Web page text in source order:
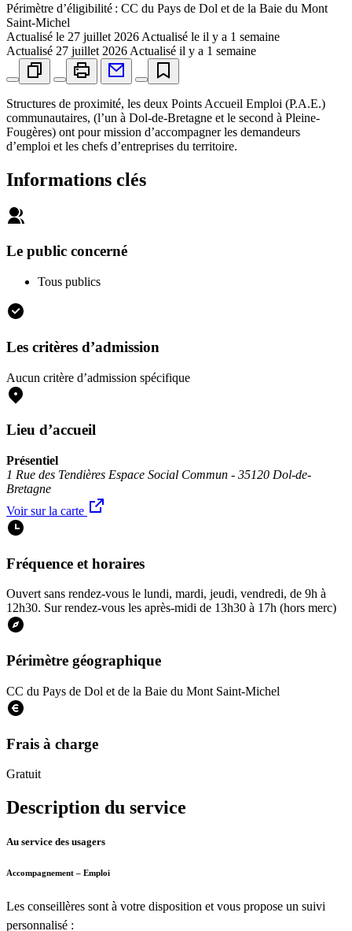
Périmètre d’éligibilité : CC du Pays de Dol et de la Baie du Mont
Saint-Michel
Actualisé le 27 juillet 2026 Actualisé le il y a 1 semaine
Actualisé 27 juillet 2026 Actualisé il y a 1 semaine
Structures de proximité, les deux Points Accueil Emploi (P.A.E.)
communautaires, (l’un à Dol-de-Bretagne et le second à Pleine-
Fougères) ont pour mission d’accompagner les demandeurs
d’emploi et les chefs d’entreprises du territoire.
Informations clés
Le public concerné
Tous publics
Les critères d’admission
Aucun critère d’admission spécifique
Lieu d’accueil
Présentiel
1 Rue des Tendières Espace Social Commun - 35120 Dol-de-
Bretagne
Voir sur la carte
Fréquence et horaires
Ouvert sans rendez-vous le lundi, mardi, jeudi, vendredi, de 9h à
12h30. Sur rendez-vous les après-midi de 13h30 à 17h (hors merc)
Périmètre géographique
CC du Pays de Dol et de la Baie du Mont Saint-Michel
Frais à charge
Gratuit
Description du service
Au service des usagers
Accompagnement – Emploi
Les conseillères sont à votre disposition et vous propose un suivi
personnalisé :